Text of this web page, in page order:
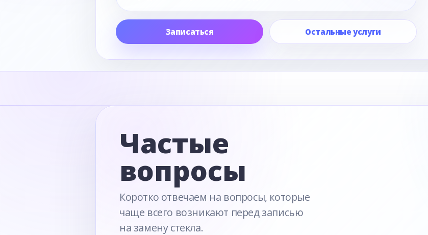
Записаться Остальные услуги
Частые
вопросы
Коротко отвечаем на вопросы, которые
чаще всего возникают перед записью
на замену стекла.